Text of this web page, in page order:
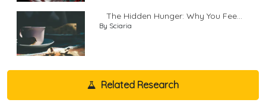
The Hidden Hunger: Why You Fee...
By Sciaria
Related Research